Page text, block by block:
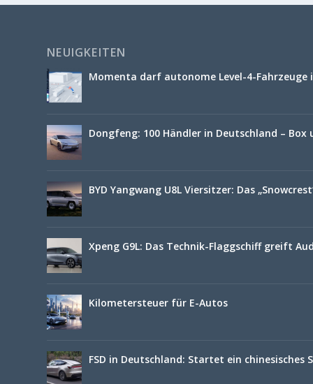
NEUIGKEITEN
Momenta darf autonome Level-4-
Dongfeng: 100 Händler in Deutschland – Box
BYD Yangwang U8L Viersitzer: Das
Xpeng G9L: Das Technik-Flaggschiff greift
Kilometersteuer für E-Autos
FSD in Deutschland: Startet ein chinesisches